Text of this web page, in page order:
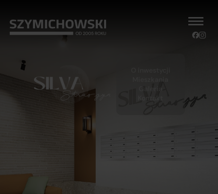
Galeria
Kontakt